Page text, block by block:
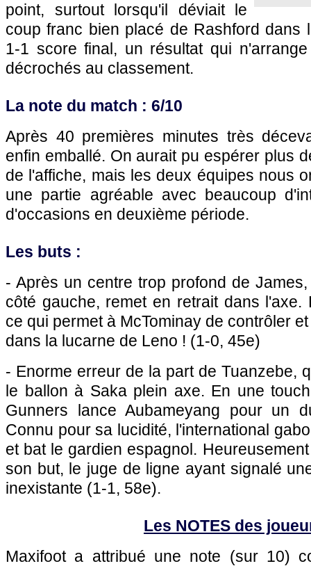
point, surtout lorsqu'il déviait le
coup franc bien placé de Rashford dans
1-1 score final, un résultat qui
décrochés au classement.
La note du match : 6/10
Après 40 premières minutes très
enfin emballé. On aurait pu espérer plus
de l'affiche, mais les deux équipes nous
une partie agréable avec beaucoup
d'occasions en deuxième période.
Les buts :
- Après un centre trop profond de
côté gauche, remet en retrait dans l'axe.
ce qui permet à McTominay de contrôler
dans la lucarne de Leno ! (1-0, 45e)
- Enorme erreur de la part de Tuanzebe,
le ballon à Saka plein axe. En une
Gunners lance Aubameyang pour un
Connu pour sa lucidité, l'international
et bat le gardien espagnol.
son but, le juge de ligne ayant signalé
inexistante (1-1, 58e).
Les NOTES des
Maxifoot a attribué une note (sur 10)